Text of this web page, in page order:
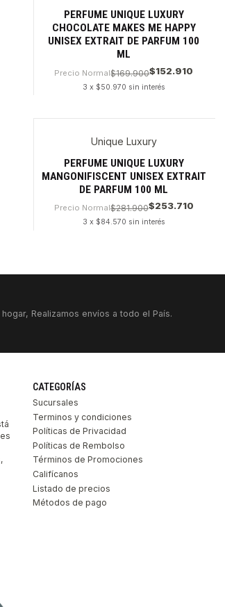
PERFUME UNIQUE LUXURY
CHOCOLATE MAKES ME HAPPY
UNISEX EXTRAIT DE PARFUM 100
ML
Precio Normal$169.900$152.910
3 x $50.970 sin interés
Unique Luxury
PERFUME UNIQUE LUXURY
MANGONIFISCENT UNISEX EXTRAIT
DE PARFUM 100 ML
Precio Normal$281.900$253.710
3 x $84.570 sin interés
Realizamos envíos a todo el País.
CATEGORÍAS
Sucursales
Terminos y condiciones
Políticas de Privacidad
Políticas de Rembolso
Términos de Promociones
Califícanos
Listado de precios
Métodos de pago